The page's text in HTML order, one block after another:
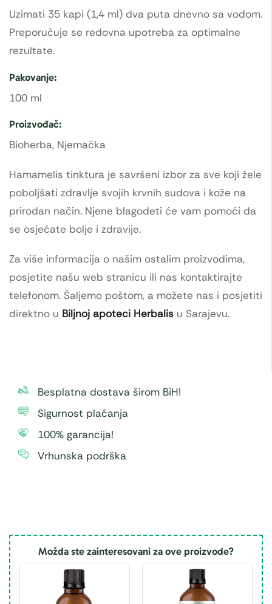
Uzimati 35 kapi (1,4 ml) dva puta dnevno sa vodom.
Preporučuje se redovna upotreba za optimalne
rezultate.
Pakovanje:
100 ml
Proizvođač:
Bioherba, Njemačka
Hamamelis tinktura je savršeni izbor za sve koji žele
poboljšati zdravlje svojih krvnih sudova i kože na
prirodan način. Njene blagodeti će vam pomoći da
se osjećate bolje i zdravije.
Za više informacija o našim ostalim proizvodima,
posjetite našu web stranicu ili nas kontaktirajte
telefonom. Šaljemo poštom, a možete nas i posjetiti
direktno u Biljnoj apoteci Herbalis u Sarajevu.
Besplatna dostava širom BiH!
Sigurnost plaćanja
100% garancija!
Vrhunska podrška
Možda ste zainteresovani za ove proizvode?